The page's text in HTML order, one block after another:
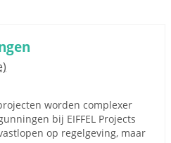
worden complexer
bij EIFFEL Projects
op regelgeving, maar